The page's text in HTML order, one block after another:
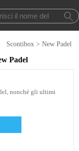
Scontibox > New Padel
Padel
nonché gli ultimi